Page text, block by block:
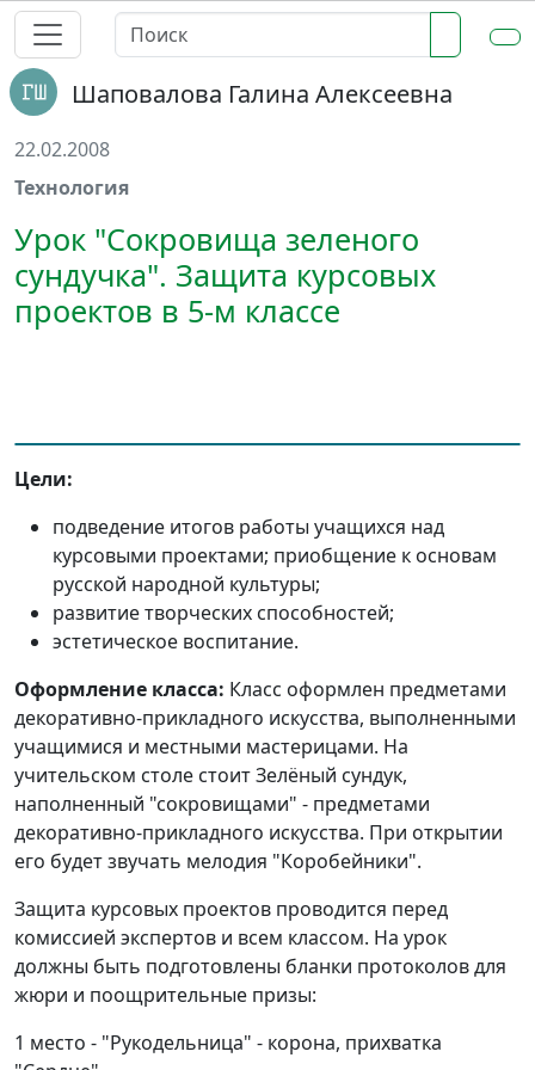
Шаповалова Галина Алексеевна
22.02.2008
Технология
Урок "Сокровища зеленого
сундучка". Защита курсовых
проектов в 5-м классе
Цели:
подведение итогов работы учащихся над
курсовыми проектами; приобщение к основам
русской народной культуры;
развитие творческих способностей;
эстетическое воспитание.
Оформление класса: Класс оформлен предметами
декоративно-прикладного искусства, выполненными
учащимися и местными мастерицами. На
учительском столе стоит Зелёный сундук,
наполненный "сокровищами" - предметами
декоративно-прикладного искусства. При открытии
его будет звучать мелодия "Коробейники".
Защита курсовых проектов проводится перед
комиссией экспертов и всем классом. На урок
должны быть подготовлены бланки протоколов для
жюри и поощрительные призы:
1 место - "Рукодельница" - корона, прихватка